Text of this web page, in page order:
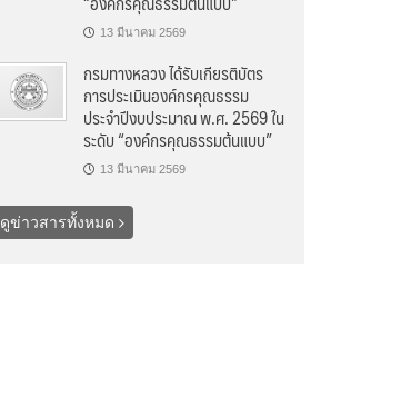
13 มีนาคม 2569
กรมทางหลวง ได้รับเกียรติบัตร
การประเมินองค์กรคุณธรรม
ประจำปีงบประมาณ พ.ศ. 2569 ใน
ระดับ “องค์กรคุณธรรมต้นแบบ”
13 มีนาคม 2569
ดูข่าวสารทั้งหมด